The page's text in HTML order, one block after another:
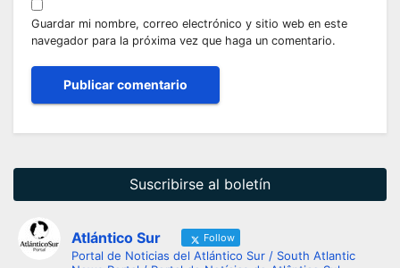
Guardar mi nombre, correo electrónico y sitio web en este
navegador para la próxima vez que haga un comentario.
Suscribirse al boletín
Atlántico Sur Follow
Portal de Noticias del Atlántico Sur / South Atlantic